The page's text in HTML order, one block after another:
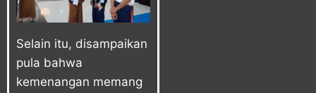
Selain itu, disampaikan
pula bahwa
kemenangan memang